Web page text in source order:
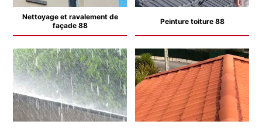
Nettoyage et ravalement de
façade 88
Peinture toiture 88